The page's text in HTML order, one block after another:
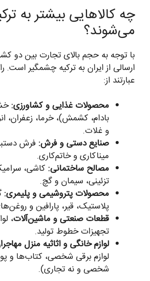
چه کالاهایی بیشتر به
می‌شوند؟
با توجه به حجم بالای تجارت بین دو
ارسالی از ایران به ترکیه چشمگیر است.
عبارتند از:
محصولات غذایی و کشاورزی:
بادام، کشمش)، خرما، زعفران،
و غلات.
صنایع دستی و فرش: فرش
میناکاری و خاتم‌کاری.
مصالح ساختمانی: کاشی،
تزئینی، سیمان و گچ.
محصولات پتروشیمی و پلیمری:
پلاستیک، قیر، پارافین و
قطعات صنعتی و ماشین‌آلات،
تجهیزات خطوط تولید.
لوازم خانگی و اثاثیه منزل
لوازم برقی شخصی، کتاب‌ها و
شخصی و نه تجاری).